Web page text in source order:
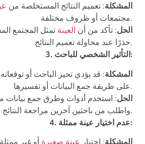
المشكلة: تعميم النتائج المستخلصة من
مجتمعات أو ظروف مختلفة.
الحل: تأكد من أن العينة تمثل المجتمع
حذرًا عند محاولة تعميم النتائج.
3. التأثير الشخصي للباحث:
المشكلة: قد يؤدي تحيز الباحث أو توقعاته
على طريقة جمع البيانات أو تفسيرها.
الحل: استخدم أدوات وطرق جمع بيانات
واطلب من باحثين آخرين مراجعة النتائج.
4. عدم اختيار عينة ممثلة: